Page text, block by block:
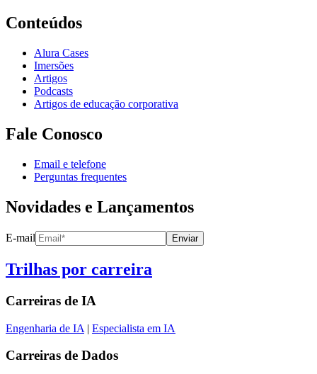
Conteúdos
Alura Cases
Imersões
Artigos
Podcasts
Artigos de educação corporativa
Fale Conosco
Email e telefone
Perguntas frequentes
Novidades e Lançamentos
E-mail Enviar
Trilhas por carreira
Carreiras de IA
Engenharia de IA | Especialista em IA
Carreiras de Dados